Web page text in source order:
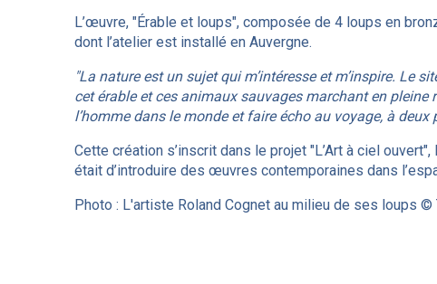
L’œuvre, "Érable et loups", composée de 4 loups en
dont l’atelier est installé en Auvergne.
"La nature est un sujet qui m’intéresse et m’inspire. Le
cet érable et ces animaux sauvages marchant en pleine
l’homme dans le monde et faire écho au voyage, à
Cette création s’inscrit dans le projet "L’Art à ciel
était d’introduire des œuvres contemporaines dans
Photo : L'artiste Roland Cognet au milieu de ses loups ©